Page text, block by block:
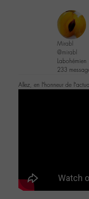
Mirabl
@mirabl
Labohémien
233
Allez, en l’honneur de